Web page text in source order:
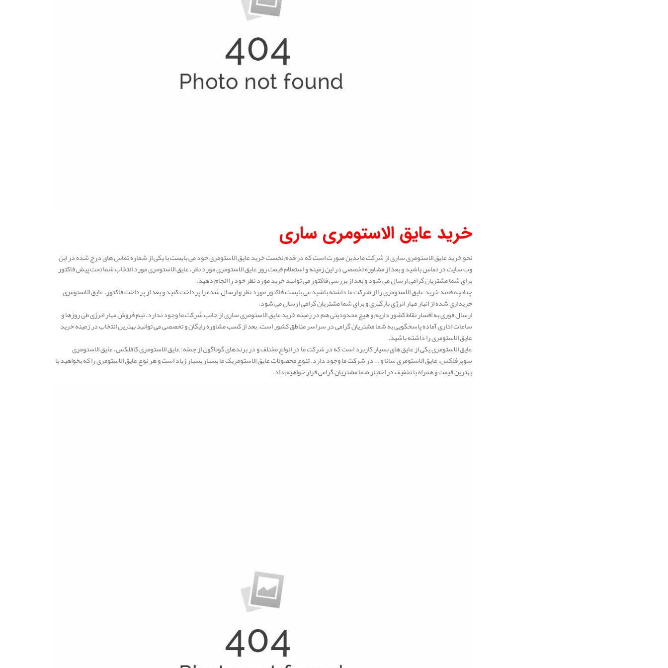
خرید عایق الاستومری ساری
نحو خرید عایق الاستومری ساری از شرکت ما بدین صورت است که در قدم نخست خرید عایق الاستومری خود می بایست با یکی از شماره تماس های درج شده در این
وب سایت در تماس باشید و بعد از مشاوره تخصصی در این زمینه و استعلام قیمت روز عایق الاستومری مورد نظر، عایق الاستومری مورد انتخاب شما تحت پیش فاکتور
برای شما مشتریان گرامی ارسال می شود و بعد از بررسی فاکتور می توانید خرید مورد نظر خود را انجام دهید.
چنانچه قصد خرید عایق الاستومری را از شرکت ما داشته باشید می بایست فاکتور مورد نظر و ارسال شده را پرداخت کنید و بعد از پرداخت فاکتور، عایق الاستومری
خریداری شده از انبار مهار انرژی بارگیری و برای شما مشتریان گرامی ارسال می شود.
ارسال فوری به اقسار نقاط کشور داریم و هیچ محدودیتی هم در زمینه خرید عایق الاستومری ساری از جانب شرکت ما وجود ندارد. تیم فروش مهار انرژی طی روزها و
ساعات اداری آماده پاسخگویی به شما مشتریان گرامی در سراسر مناطق کشور است. بعد از کسب مشاوره رایگان و تخصصی می توانید بهترین انتخاب در زمینه خرید
عایق الاستومری را داشته باشید.
عایق الاستومری یکی از عایق های بسیار کاربرد است که در شرکت ما در انواع مختلف و در برندهای گوناگون از جمله: عایق الاستومری کافلکس، عایق الاستومری
سوپرفلکس، عایق الاستومری سانا و … در شرکت ما وجود دارد. تنوع محصولات عایق الاستومریک ما بسیار بسیار زیاد است و هر نوع عایق الاستومری را که بخواهید با
بهترین قیمت و همراه با تخفیف در اختیار شما مشتریان گرامی قرار خواهیم داد.